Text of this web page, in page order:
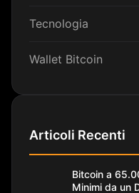
Tecnologia
Wallet Bitcoin
Articoli Recenti
Bitcoin a
Minimi da un